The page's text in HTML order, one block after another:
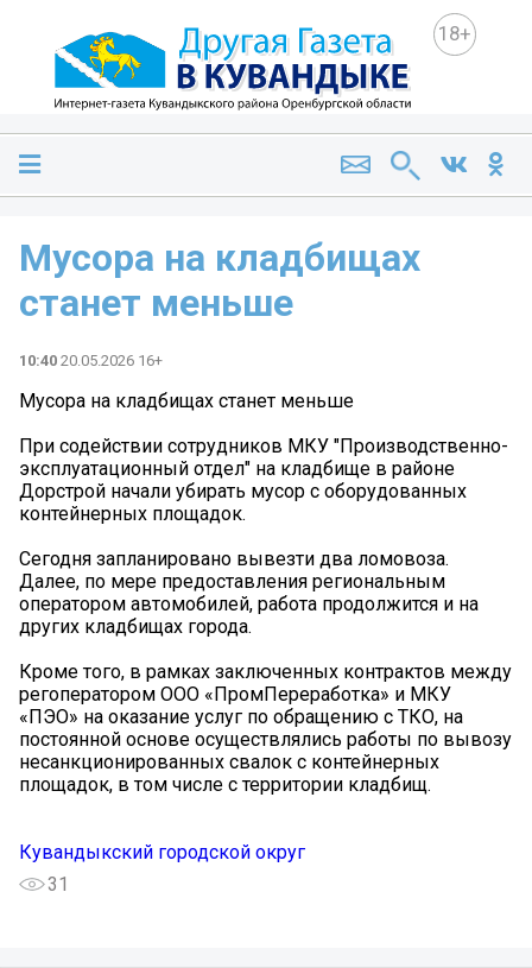
18+
Мусора на кладбищах
станет меньше
10:40 20.05.2026 16+
Мусора на кладбищах станет меньше
При содействии сотрудников МКУ "Производственно-
эксплуатационный отдел" на кладбище в районе
Дорстрой начали убирать мусор с оборудованных
контейнерных площадок.
Сегодня запланировано вывезти два ломовоза.
Далее, по мере предоставления региональным
оператором автомобилей, работа продолжится и на
других кладбищах города.
Кроме того, в рамках заключенных контрактов между
регоператором ООО «ПромПереработка» и МКУ
«ПЭО» на оказание услуг по обращению с ТКО, на
постоянной основе осуществлялись работы по вывозу
несанкционированных свалок с контейнерных
площадок, в том числе с территории кладбищ.
Кувандыкский городской округ
31